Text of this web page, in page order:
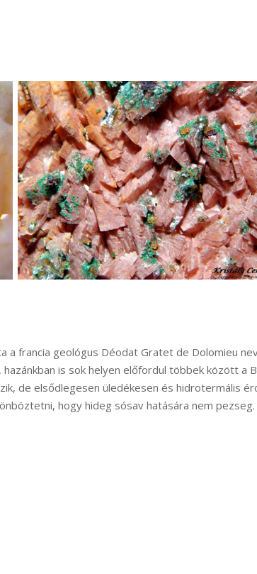
a francia geológus Déodat Gratet de Dolomieu
is sok helyen előfordul többek között a
de elsődlegesen üledékesen és hidrotermális
hogy hideg sósav hatására nem pezseg.